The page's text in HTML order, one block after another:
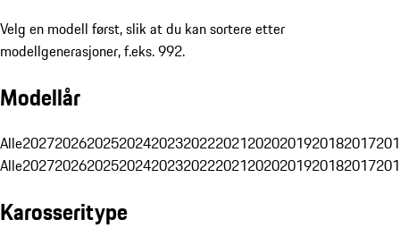
Velg en modell først, slik at du kan sortere etter
modellgenerasjoner, f.eks. 992.
Modellår
Alle20272026202520242023202220212020201920182017
Alle20272026202520242023202220212020201920182017
Karosseritype